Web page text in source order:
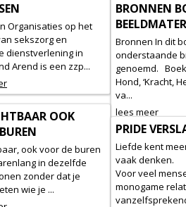
Organisaties op het
sekszorg en
dienstverlening in
Arend is een zzp...
BRONNEN
Bronnen In dit
onderstaande
genoemd.
Hond, ‘Kracht,
va...
lees meer
OOK
ook voor de buren
in dezelfde
zonder dat je
wie je ...
PRIDE
Liefde kent
vaak denken.
Voor veel
monogame